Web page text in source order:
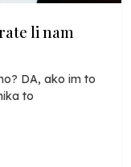
li nam
DA, ako im to
to